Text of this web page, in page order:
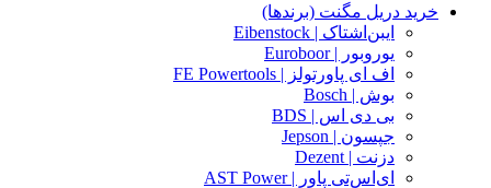
خرید دریل مگنت (برندها)
ایبن‌اشتاک | Eibenstock
یوروبور | Euroboor
اف ای پاورتولز | FE Powertools
بوش | Bosch
بی دی اس | BDS
جپسون | Jepson
دزنت | Dezent
ای‌اس‌تی پاور | AST Power